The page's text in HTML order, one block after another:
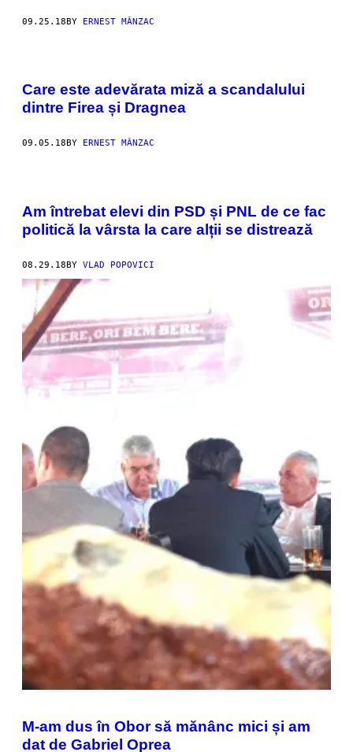
09.25.18BY ERNEST MÂNZAC
Care este adevărata miză a scandalului
dintre Firea și Dragnea
09.05.18 BY ERNEST MÂNZAC
Am întrebat elevi din PSD și PNL de ce fac
politică la vârsta la care alții se distrează
08.29.18BY VLAD POPOVICI
M-am dus în Obor să mănânc mici și am
dat de Gabriel Oprea